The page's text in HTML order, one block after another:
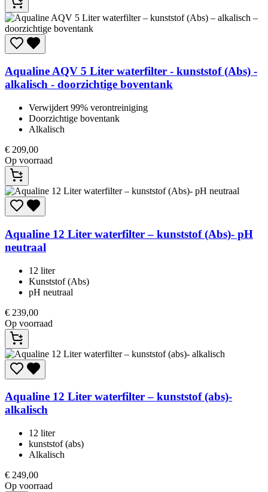
AqualineAQV 5 Liter waterfilter - kunststof (Abs) -
alkalisch - doorzichtige boventank
Verwijdert 99% verontreiniging
Doorzichtige boventank
Alkalisch
€ 209,00
Op voorraad
Aqualine 12 Liter waterfilter – kunststof (Abs)- pH
neutraal
12 liter
Kunststof (Abs)
pH neutraal
€ 239,00
Op voorraad
Aqualine 12 Liter waterfilter – kunststof (abs)-
alkalisch
12 liter
kunststof (abs)
Alkalisch
€ 249,00
Op voorraad